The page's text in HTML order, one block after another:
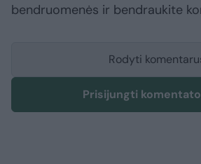
bendruomenės ir bendraukite
Rodyti
Prisijungti